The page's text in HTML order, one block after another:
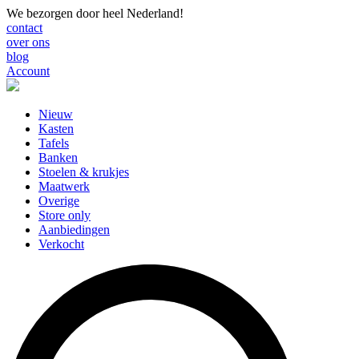
We bezorgen door heel Nederland!
contact
over ons
blog
Account
Nieuw
Kasten
Tafels
Banken
Stoelen & krukjes
Maatwerk
Overige
Store only
Aanbiedingen
Verkocht